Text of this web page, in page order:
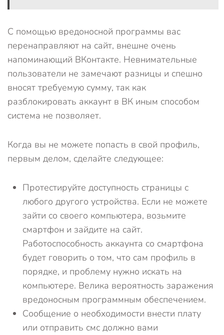
С помощью вредоносной программы вас
перенаправляют на сайт, внешне очень
напоминающий ВКонтакте. Невнимательные
пользователи не замечают разницы и спешно
вносят требуемую сумму, так как
разблокировать аккаунт в ВК иным способом
система не позволяет.
Когда вы не можете попасть в свой профиль,
первым делом, сделайте следующее:
Протестируйте доступность страницы с
любого другого устройства. Если не можете
зайти со своего компьютера, возьмите
смартфон и зайдите на сайт.
Работоспособность аккаунта со смартфона
будет говорить о том, что сам профиль в
порядке, и проблему нужно искать на
компьютере. Велика вероятность заражения
вредоносным программным обеспечением.
Сообщение о необходимости внести плату
или отправить смс должно вами